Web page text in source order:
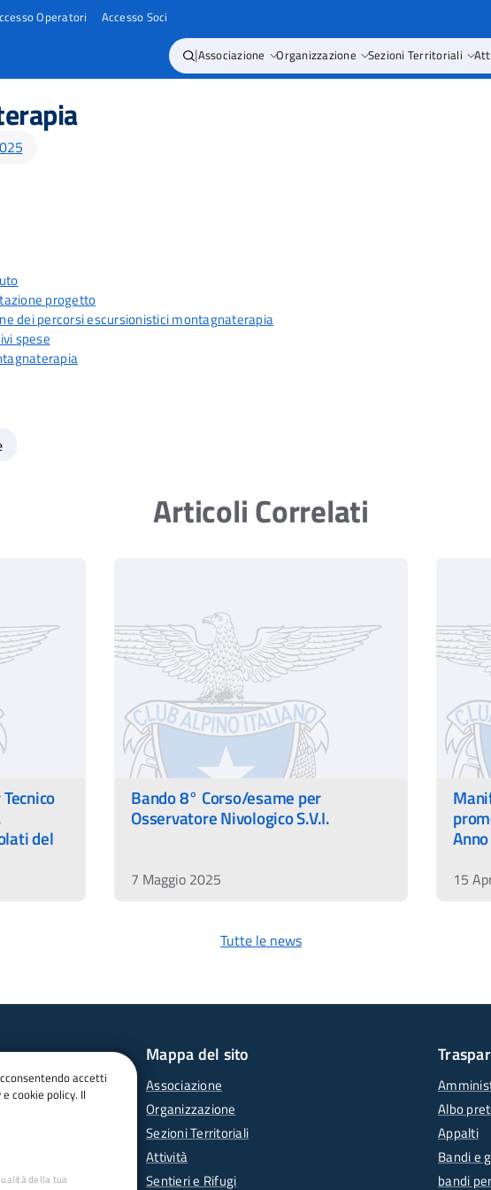
Operatori Accesso Soci
|Associazione Organizzazione Sezioni Territoriali
progetto
dei percorsi escursionistici montagnaterapia
spese
Articoli Correlati
del
Bando 8° Corso/esame per
Osservatore Nivologico S.V.I.
7 Maggio 2025 15
Tutte le news
Mappa del sito
Associazione
Organizzazione
Sezioni Territoriali
Attività
Sentieri e Rifugi
Albo
Appalti
Bandi e
bandi
accetti
cookie policy. Il
della tua